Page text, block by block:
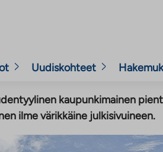
Uudiskohteet
kaupunkimainen
ilme värikkäine julkisivuineen.